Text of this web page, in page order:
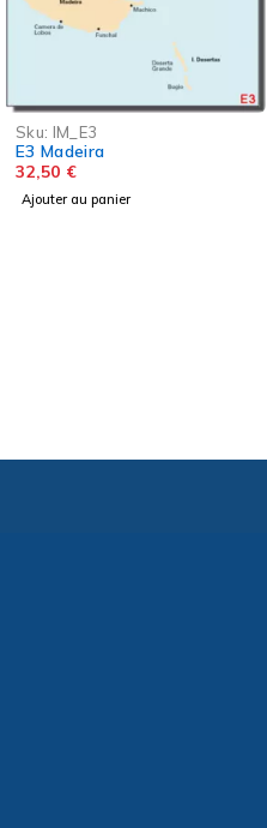
Sku: IM_E3
E3 Madeira
32,50 €
Ajouter au panier